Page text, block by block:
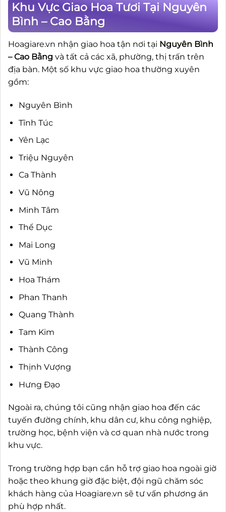
Khu Vực Giao Hoa Tươi Tại Nguyên
Bình – Cao Bằng
Hoagiare.vn nhận giao hoa tận nơi tại Nguyên Bình
– Cao Bằng và tất cả các xã, phường, thị trấn trên
địa bàn. Một số khu vực giao hoa thường xuyên
gồm:
Nguyên Bình
Tĩnh Túc
Yên Lạc
Triệu Nguyên
Ca Thành
Vũ Nông
Minh Tâm
Thể Dục
Mai Long
Vũ Minh
Hoa Thám
Phan Thanh
Quang Thành
Tam Kim
Thành Công
Thịnh Vượng
Hưng Đạo
Ngoài ra, chúng tôi cũng nhận giao hoa đến các
tuyến đường chính, khu dân cư, khu công nghiệp,
trường học, bệnh viện và cơ quan nhà nước trong
khu vực.
Trong trường hợp bạn cần hỗ trợ giao hoa ngoài giờ
hoặc theo khung giờ đặc biệt, đội ngũ chăm sóc
khách hàng của Hoagiare.vn sẽ tư vấn phương án
phù hợp nhất.